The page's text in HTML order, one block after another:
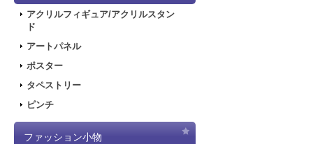
アクリルフィギュア/アクリルスタン
ド
アートパネル
ポスター
タペストリー
ピンチ
ファッション小物